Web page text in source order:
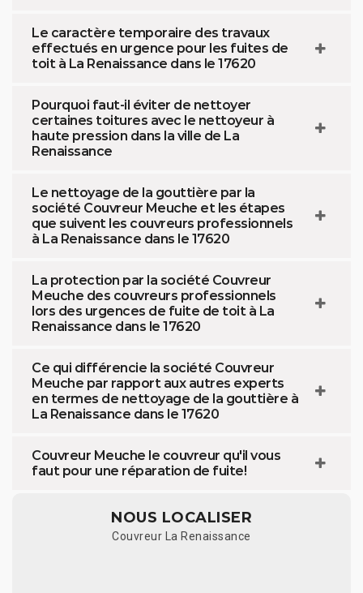
Le caractère temporaire des travaux
effectués en urgence pour les fuites de
toit à La Renaissance dans le 17620
Pourquoi faut-il éviter de nettoyer
certaines toitures avec le nettoyeur à
haute pression dans la ville de La
Renaissance
Le nettoyage de la gouttière par la
société Couvreur Meuche et les étapes
que suivent les couvreurs professionnels
à La Renaissance dans le 17620
La protection par la société Couvreur
Meuche des couvreurs professionnels
lors des urgences de fuite de toit à La
Renaissance dans le 17620
Ce qui différencie la société Couvreur
Meuche par rapport aux autres experts
en termes de nettoyage de la gouttière à
La Renaissance dans le 17620
Couvreur Meuche le couvreur qu'il vous
faut pour une réparation de fuite!
NOUS LOCALISER
Couvreur La Renaissance